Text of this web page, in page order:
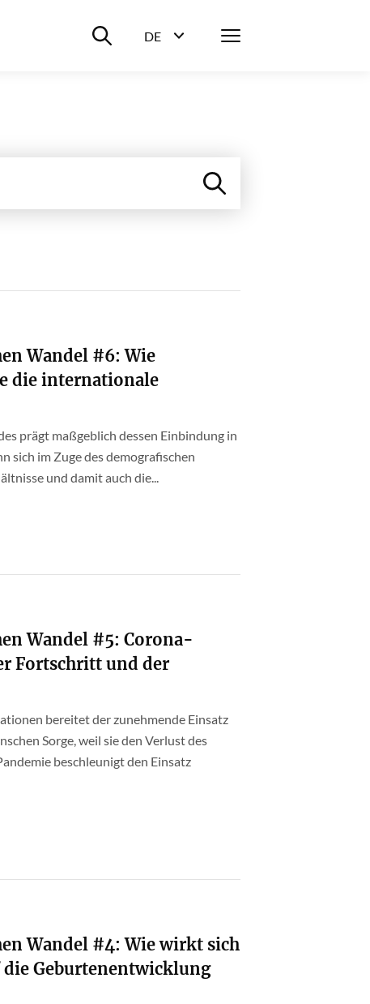
Suche ein-/ausblenden
DE
Menü
Wandel #6: Wie
die internationale
prägt maßgeblich dessen Einbindung in
sich im Zuge des demografischen
und damit auch die...
Wandel #5: Corona-
Fortschritt und der
bereitet der zunehmende Einsatz
Sorge, weil sie den Verlust des
beschleunigt den Einsatz
Wandel #4: Wie wirkt sich
Geburtenentwicklung